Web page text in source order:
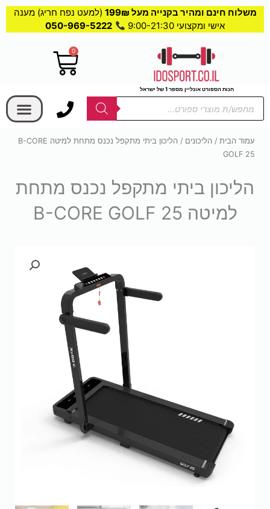
משלוח חינם ומהיר בקנייה מעל 199₪
(למעט נפח חריג) מענה
אישי ומקצועי 9:00-21:30
050-969-5222
חנות הספורט אונליין מספר 1 של ישראל
0
עגלת
קניות
Products
search
עמוד הבית / הליכונים
/ הליכון ביתי מתקפל נכנס מתחת למיטה B-CORE
GOLF 25
הליכון ביתי מתקפל נכנס מתחת
למיטה B-CORE GOLF 25